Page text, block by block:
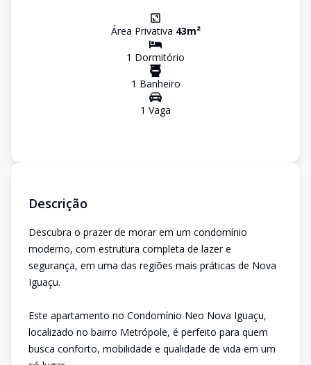
Área Privativa 43m²
1 Dormitório
1 Banheiro
1 Vaga
Descrição
Descubra o prazer de morar em um condomínio
moderno, com estrutura completa de lazer e
segurança, em uma das regiões mais práticas de Nova
Iguaçu.
Este apartamento no Condomínio Neo Nova Iguaçu,
localizado no bairro Metrópole, é perfeito para quem
busca conforto, mobilidade e qualidade de vida em um